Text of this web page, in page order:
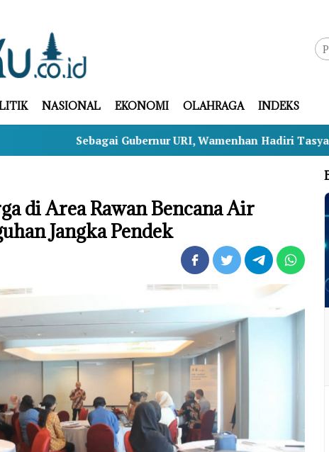
NASIONAL EKONOMI OLAHRAGA INDEKS
Gubernur URI, Wamenhan Hadiri Tasyakuran HUT ke-69
di Area Rawan Bencana Air
Jangka Pendek